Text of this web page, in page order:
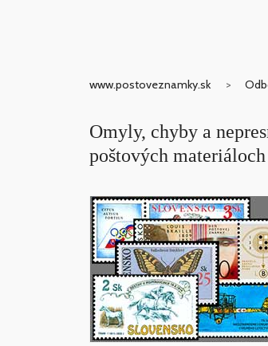
www.postoveznamky.sk
Omyly, chyby a
poštových materiáloch